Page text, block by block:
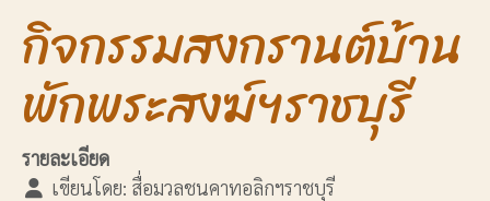
กิจกรรมสงกรานต์บ้าน
พักพระสงฆ์ฯราชบุรี
รายละเอียด
เขียนโดย: สื่อมวลชนคาทอลิกฯราชบุรี